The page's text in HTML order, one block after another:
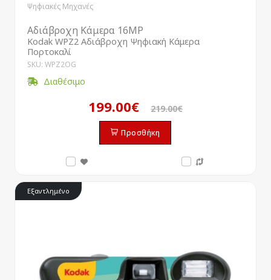
Ψηφιακές Μηχανές
Αδιάβροχη Κάμερα 16MP
Kodak WPZ2 Αδιάβροχη Ψηφιακή Κάμερα
Πορτοκαλί
SKU: WPZ2OG
Διαθέσιμο
199.00€ 219.00€
Προσθήκη
Εξαντλημένο